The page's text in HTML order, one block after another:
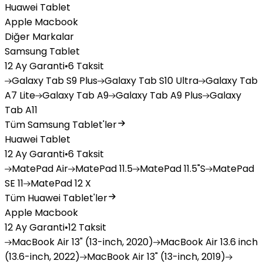
Huawei Tablet
Apple Macbook
Diğer Markalar
Samsung Tablet
12 Ay Garanti•6 Taksit
Galaxy Tab S9 Plus Galaxy Tab S10 Ultra Galaxy Tab
A7 Lite Galaxy Tab A9 Galaxy Tab A9 Plus Galaxy
Tab A11
Tüm Samsung Tablet'ler
Huawei Tablet
12 Ay Garanti•6 Taksit
MatePadAir MatePad11.5 MatePad11.5"S
MatePad
SE 11
MatePad12 X
Tüm Huawei Tablet'ler
Apple Macbook
12 Ay Garanti•12 Taksit
MacBookAir 13" (13-inch, 2020) MacBookAir 13.6 inch
(13.6-inch, 2022)
MacBookAir 13" (13-inch, 2019)